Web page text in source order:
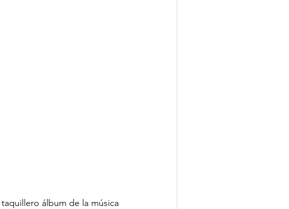
álbum de la música